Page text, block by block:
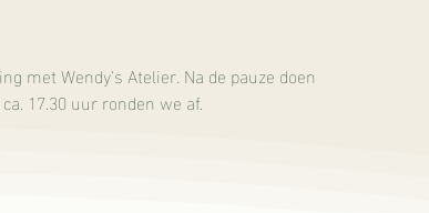
met Wendy's Atelier. Na de pauze doen
17.30 uur ronden we af.